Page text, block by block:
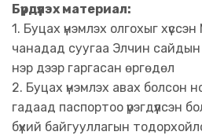
Бүрдүүлэх материал:
1. Буцах үнэмлэх олгохыг
чанадад суугаа Элчин
нэр дээр гаргасан өргөдөл
2. Буцах үнэмлэх авах болсон
гадаад паспортоо үрэгдүүлсэн
бүхий байгууллагын